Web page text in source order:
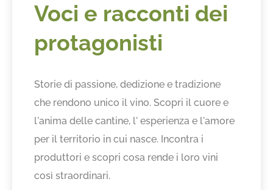
Voci e racconti dei
protagonisti
Storie di passione, dedizione e tradizione
che rendono unico il vino. Scopri il cuore e
l'anima delle cantine, l' esperienza e l'amore
per il territorio in cui nasce. Incontra i
produttori e scopri cosa rende i loro vini
così straordinari.